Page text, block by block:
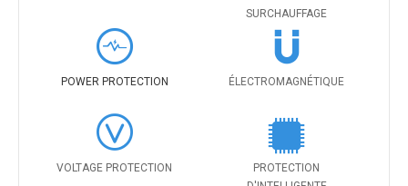
SURCHAUFFAGE
POWER PROTECTION ÉLECTROMAGNÉTIQUE
VOLTAGE PROTECTION
PROTECTION